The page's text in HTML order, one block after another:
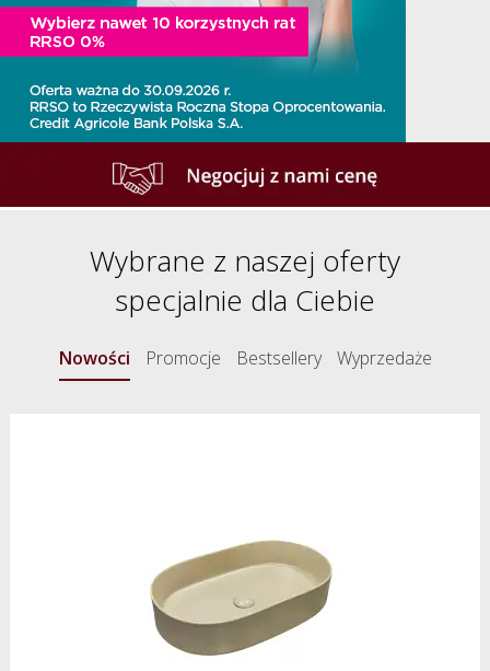
Wybrane z naszej oferty
specjalnie dla Ciebie
Nowości Promocje Bestsellery Wyprzedaże